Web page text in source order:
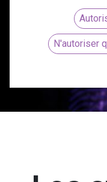
N'autoriser